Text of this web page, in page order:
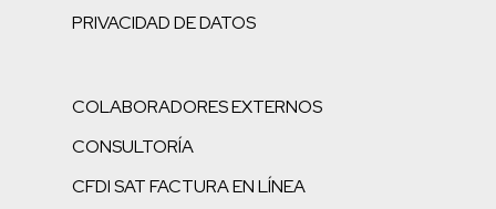
PRIVACIDAD DE DATOS
COLABORADORES EXTERNOS
CONSULTORÍA
CFDI SAT FACTURA EN LÍNEA